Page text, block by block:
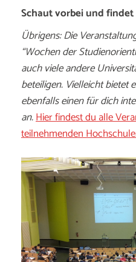
Schaut vorbei und
Übrigens: Die
“Wochen der
auch viele andere
beteiligen. Vielleicht bietet
ebenfalls einen für dich
an.Hier findest du alle
teilnehmenden